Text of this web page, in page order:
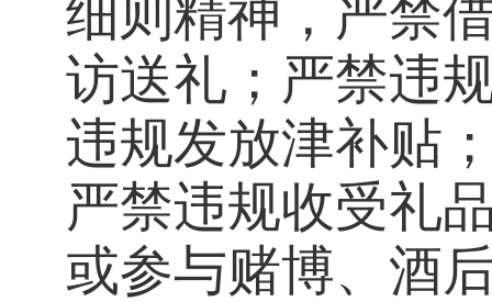
细则精神，严禁
访送礼；严禁违
违规发放津补贴
严禁违规收受礼
或参与赌博、酒